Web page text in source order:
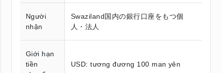
Người
nhận
Swaziland国内の銀行口座をもつ個
人・法人
Giới hạn
tiền
USD: tương đương 100 man yên